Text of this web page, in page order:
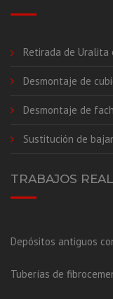
Retirada de Uralita
Desmontaje de
Desmontaje de
Sustitución de
TRABAJOS
Depósitos antiguos
Tuberías de